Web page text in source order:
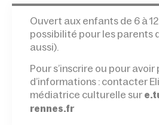
Ouvert aux enfants de 6 à
possibilité pour les parents
aussi).
Pour s’inscrire ou pour avoir
d’informations : contacter
médiatrice culturelle sur
rennes.fr